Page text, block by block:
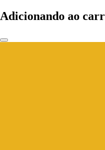
Adicionando ao